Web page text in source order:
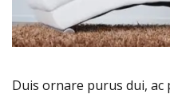
Duis ornare purus dui, ac